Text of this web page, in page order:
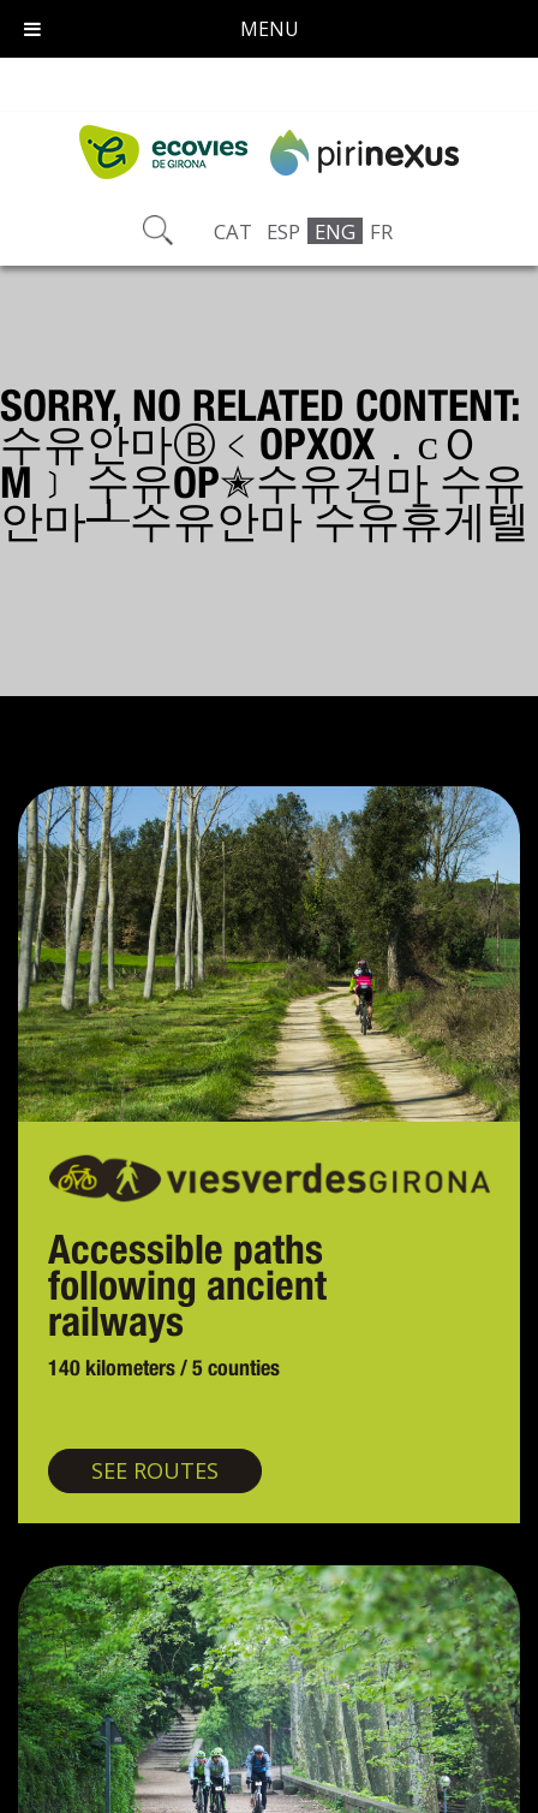
CAT ESP ENG FR
SORRY, NO RELATED CONTENT:
수유안마Ⓑ﹤OPXOX．ᴄＯ
M﹞ 수유OP✭수유건마 수유
안마┹수유안마 수유휴게텔
Accessible paths
following ancient
railways
140 kilometers / 5 counties
SEE ROUTES Greenways
MENU